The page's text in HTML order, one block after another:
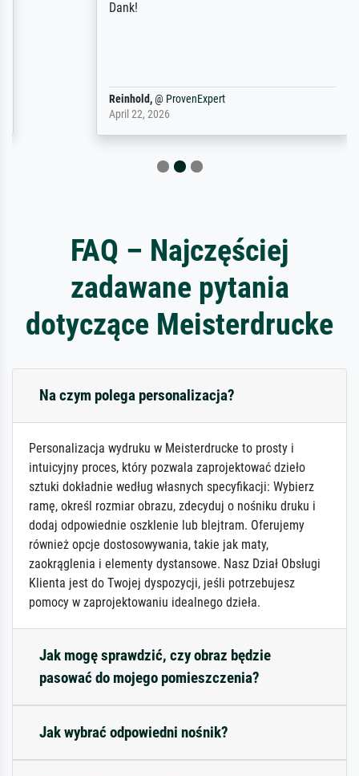
Reinhold,@ProvenExpert
April 22, 2026
FAQ – Najczęściej
zadawane pytania
dotyczące Meisterdrucke
Na czym polega personalizacja?
Personalizacja wydruku w Meisterdrucke to prosty i
intuicyjny proces, który pozwala zaprojektować dzieło
sztuki dokładnie według własnych specyfikacji: Wybierz
ramę, określ rozmiar obrazu, zdecyduj o nośniku druku i
dodaj odpowiednie oszklenie lub blejtram. Oferujemy
również opcje dostosowywania, takie jak maty,
zaokrąglenia i elementy dystansowe. Nasz Dział Obsługi
Klienta jest do Twojej dyspozycji, jeśli potrzebujesz
pomocy w zaprojektowaniu idealnego dzieła.
Jak mogę sprawdzić, czy obraz będzie
pasować do mojego pomieszczenia?
Jak wybrać odpowiedni nośnik?